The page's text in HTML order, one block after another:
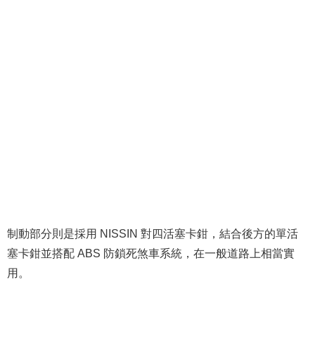
制動部分則是採用 NISSIN 對四活塞卡鉗，結合後方的單活
塞卡鉗並搭配 ABS 防鎖死煞車系統，在一般道路上相當實
用。